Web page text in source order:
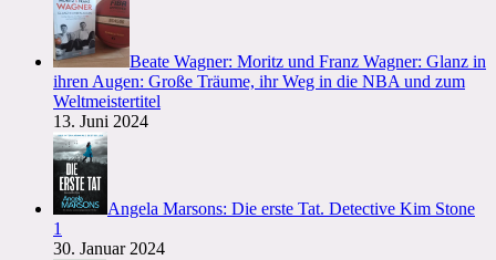
Beate Wagner: Moritz und Franz Wagner: Glanz in
ihren Augen: Große Träume, ihr Weg in die NBA und zum
Weltmeistertitel
13. Juni 2024
Angela Marsons: Die erste Tat. Detective Kim Stone
1
30. Januar 2024